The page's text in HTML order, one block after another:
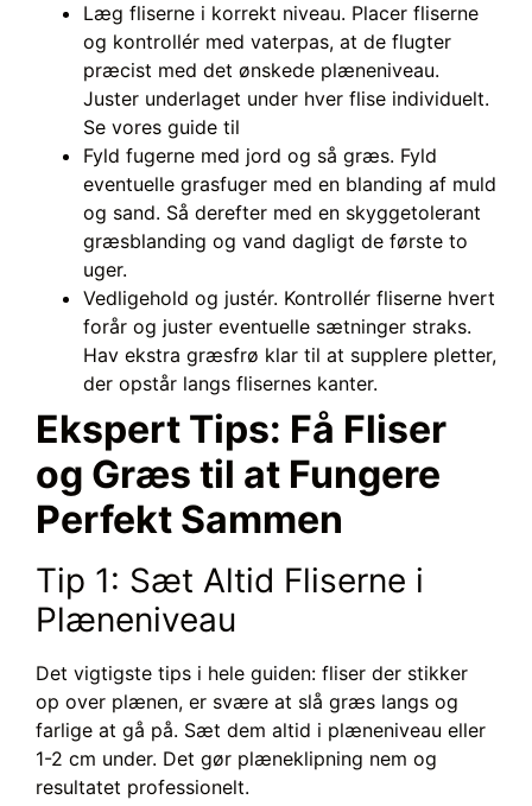
Læg fliserne i korrekt niveau. Placer fliserne
og kontrollér med vaterpas, at de flugter
præcist med det ønskede plæneniveau.
Juster underlaget under hver flise individuelt.
Se vores guide til
Fyld fugerne med jord og så græs. Fyld
eventuelle grasfuger med en blanding af muld
og sand. Så derefter med en skyggetolerant
græsblanding og vand dagligt de første to
uger.
Vedligehold og justér. Kontrollér fliserne hvert
forår og juster eventuelle sætninger straks.
Hav ekstra græsfrø klar til at supplere pletter,
der opstår langs flisernes kanter.
Ekspert Tips: Få Fliser
og Græs til at Fungere
Perfekt Sammen
Tip 1: Sæt Altid Fliserne i
Plæneniveau
Det vigtigste tips i hele guiden: fliser der stikker
op over plænen, er svære at slå græs langs og
farlige at gå på. Sæt dem altid i plæneniveau eller
1-2 cm under. Det gør plæneklipning nem og
resultatet professionelt.